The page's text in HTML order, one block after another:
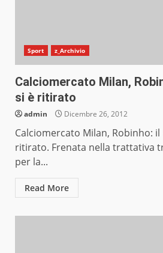
Sport z_Archivio
Calciomercato Milan,
si è ritirato
admin Dicembre 26, 2012
Calciomercato Milan, Robinho: il
ritirato. Frenata nella trattativa
per la...
Read More